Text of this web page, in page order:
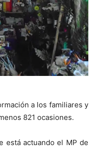
a los familiares y
821 ocasiones.
está actuando el MP de